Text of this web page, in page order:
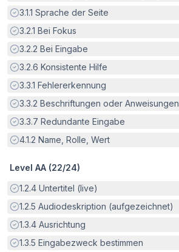
Erfüllt:
3.1.1 Sprache der Seite
Erfüllt:
3.2.1 Bei Fokus
Erfüllt:
3.2.2 Bei Eingabe
Erfüllt:
3.2.6 Konsistente Hilfe
Erfüllt:
3.3.1 Fehlererkennung
Erfüllt:
3.3.2 Beschriftungen oder Anweisungen
Erfüllt:
3.3.7 Redundante Eingabe
Erfüllt:
4.1.2 Name, Rolle, Wert
Level AA (22/24)
Erfüllt:
1.2.4 Untertitel (live)
Erfüllt:
1.2.5 Audiodeskription (aufgezeichnet)
Erfüllt:
1.3.4 Ausrichtung
Erfüllt:
1.3.5 Eingabezweck bestimmen